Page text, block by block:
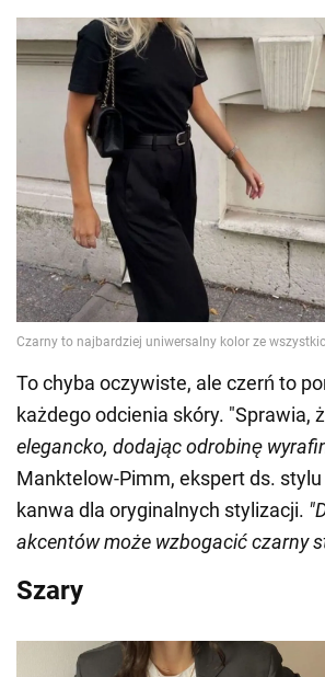
To chyba oczywiste, ale czerń to
każdego odcienia skóry. "Sprawia,
elegancko, dodając odrobinę
Manktelow-Pimm, ekspert ds.
kanwa dla oryginalnych stylizacji.
akcentów może wzbogacić czarny
Szary